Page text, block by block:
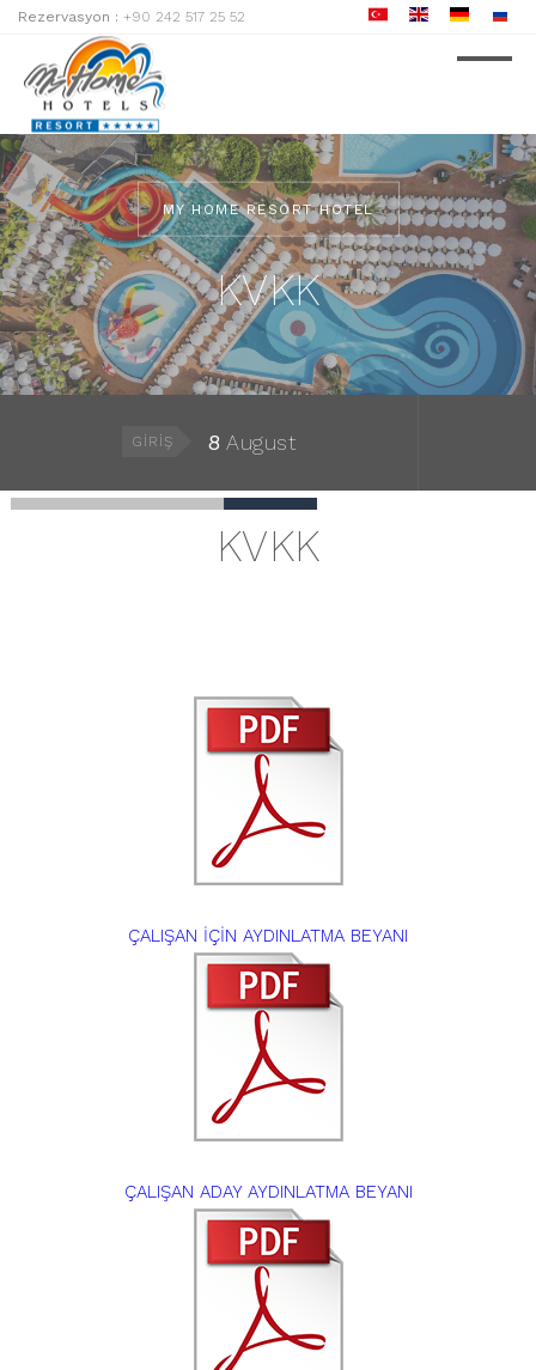
Rezervasyon : +90 242 517 25 52
MY HOME RESORT HOTEL
KVKK
GIRIŞ 8 August
KVKK
ÇALIŞAN İÇİN AYDINLATMA BEYANI
ÇALIŞAN ADAY AYDINLATMA BEYANI